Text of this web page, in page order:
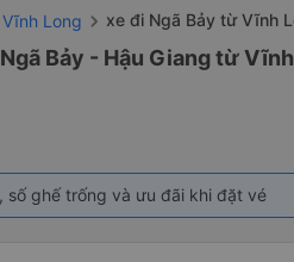
Long xe đi Ngã Bảy từ Vĩnh
Bảy - Hậu Giang từ
số ghế trống và ưu đãi khi đặt vé